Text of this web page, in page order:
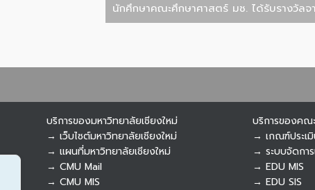
นักศึกษาคณะศึกษาศาสตร์ มช. ได้รับรางวัลจ
บริการของมหาวิทยาลัยเชียงใหม่
→ เว็บไซต์มหาวิทยาลัยเชียงใหม่
→ แผนที่มหาวิทยาลัยเชียงใหม่
→ CMU Mail
→ CMU MIS
บริการของคณ
→ เกณฑ์ประเ
→ ระบบจัดกา
→ EDU MIS
→ EDU SIS